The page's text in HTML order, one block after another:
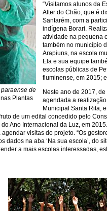
de
nas Plantas
“Visitamos alunos da
Alter do Chão, que é
Santarém, com a
indígena Borari.
atividade na pequena
também no município
Arapiuns, na escola
Ela e sua equipe
escolas públicas de
fluminense, em 2015;
Neste ano de 2017,
agendada a
Municipal Santa Rita,
de um edital concedido pelo
Ano Internacional da Luz, em
visitas do projeto. “Os
dados na aba ‘Na sua escola’, do
a mais escolas interessadas,